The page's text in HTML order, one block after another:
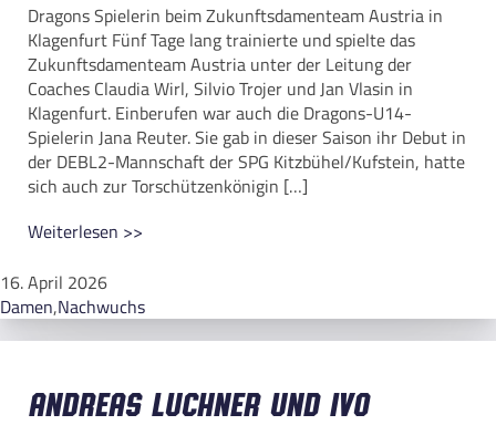
Dragons Spielerin beim Zukunftsdamenteam Austria in
Klagenfurt Fünf Tage lang trainierte und spielte das
Zukunftsdamenteam Austria unter der Leitung der
Coaches Claudia Wirl, Silvio Trojer und Jan Vlasin in
Klagenfurt. Einberufen war auch die Dragons-U14-
Spielerin Jana Reuter. Sie gab in dieser Saison ihr Debut in
der DEBL2-Mannschaft der SPG Kitzbühel/Kufstein, hatte
sich auch zur Torschützenkönigin […]
Weiterlesen >>
16. April 2026
Damen,Nachwuchs
Andreas Luchner und Ivo